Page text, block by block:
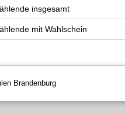
insgesamt
mit Wahlschein
Brandenburg